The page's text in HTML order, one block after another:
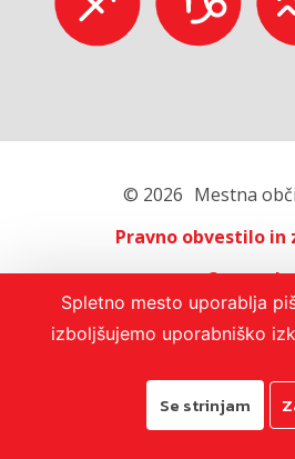
© 2026 Mestna
Pravno obvestilo in
O portalu
Oglaševanje
Avtorji:
Spletno mesto uporablja
izboljšujemo uporabniško
Se strinjam